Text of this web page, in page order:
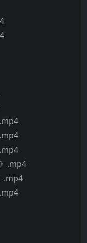
.mp4
.mp4